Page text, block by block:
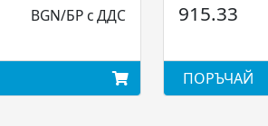
BGN/БР с ДДС 915.33
ПОРЪЧАЙ